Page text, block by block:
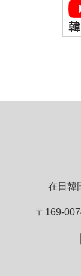
在日韓
〒169-